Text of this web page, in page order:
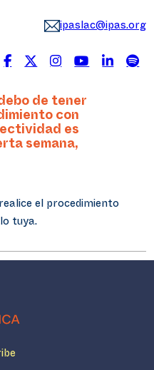
ipaslac@ipas.org
de tener
con
es
semana,
el procedimiento
tuya.